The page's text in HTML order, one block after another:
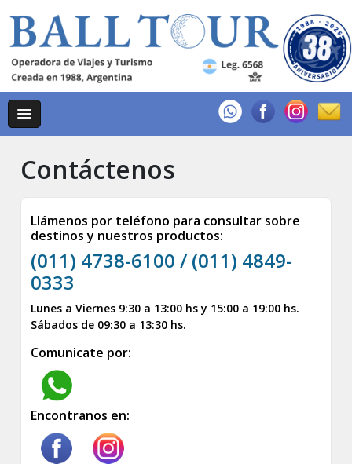
Contáctenos
Llámenos por teléfono para consultar sobre
destinos y nuestros productos:
(011) 4738-6100 / (011) 4849-
0333
Lunes a Viernes 9:30 a 13:00 hs y 15:00 a 19:00 hs.
Sábados de 09:30 a 13:30 hs.
Comunicate por:
Encontranos en: